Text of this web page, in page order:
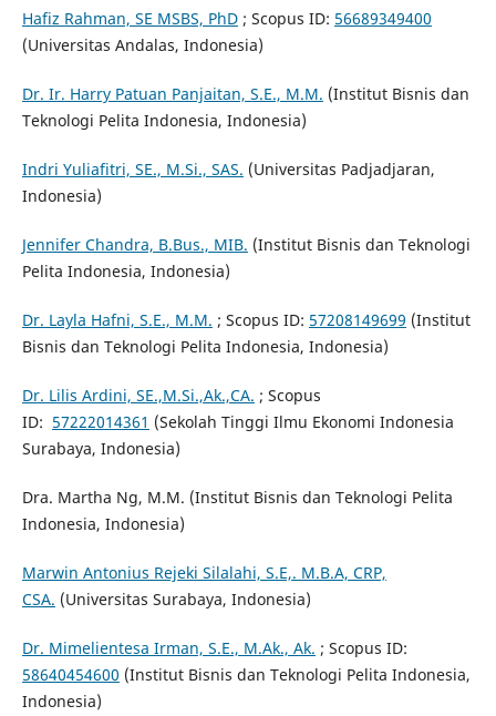
Hafiz Rahman, SE MSBS, PhD; Scopus ID: 56689349400
(Universitas Andalas, Indonesia)
Dr. Ir. Harry Patuan Panjaitan, S.E., M.M. (Institut Bisnis dan
Teknologi Pelita Indonesia, Indonesia)
Indri Yuliafitri, SE., M.Si., SAS. (Universitas Padjadjaran,
Indonesia)
Jennifer Chandra, B.Bus., MIB. (Institut Bisnis dan Teknologi
Pelita Indonesia, Indonesia)
Dr. Layla Hafni, S.E., M.M. ; Scopus ID: 57208149699 (Institut
Bisnis dan Teknologi Pelita Indonesia, Indonesia)
Dr. Lilis Ardini, SE.,M.Si.,Ak.,CA. ; Scopus
ID: 57222014361 (Sekolah Tinggi Ilmu Ekonomi Indonesia
Surabaya, Indonesia)
Dra. Martha Ng, M.M. (Institut Bisnis dan Teknologi Pelita
Indonesia, Indonesia)
Marwin Antonius Rejeki Silalahi, S.E,. M.B.A, CRP,
CSA. (Universitas Surabaya, Indonesia)
Dr. Mimelientesa Irman, S.E., M.Ak., Ak. ; Scopus ID:
58640454600 (Institut Bisnis dan Teknologi Pelita Indonesia,
Indonesia)